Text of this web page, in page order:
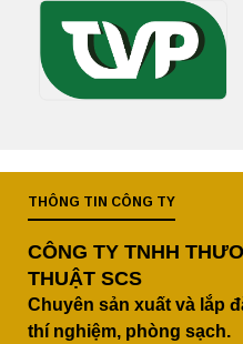
THÔNG TIN CÔNG TY
CÔNG TY TNHH
THUẬT SCS
Chuyên sản xuất và lắp
thí nghiệm, phòng sạch.